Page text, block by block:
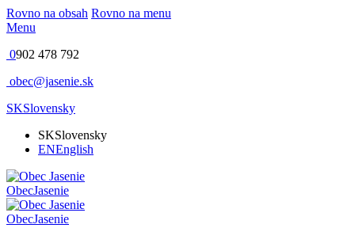
Rovno na obsah Rovno na menu
Menu
0902 478 792
obec@jasenie.sk
SKSlovensky
SKSlovensky
ENEnglish
ObecJasenie
ObecJasenie